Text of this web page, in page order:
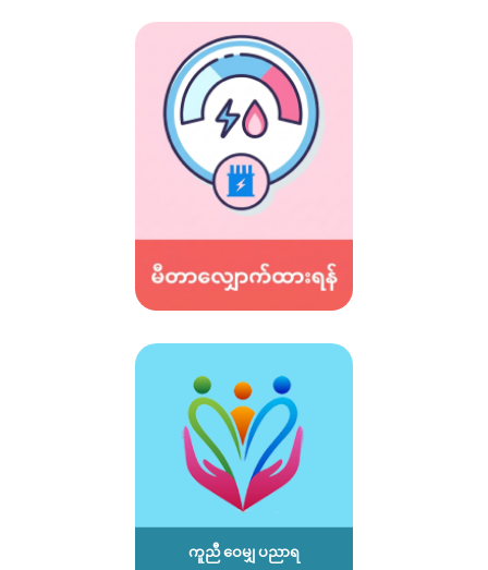
ကူညီ ဝေမျှ ပညာရ